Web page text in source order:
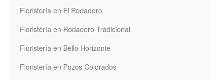
Floristería en El Rodadero
Floristería en Rodadero Tradicional
Floristería en Bello Horizonte
Floristería en Pozos Colorados